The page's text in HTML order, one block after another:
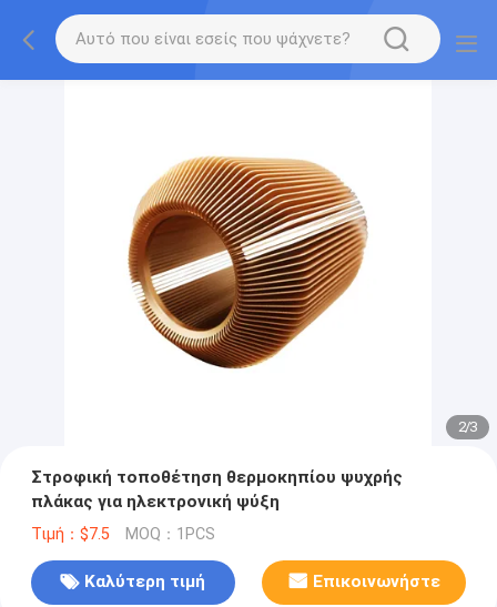
2/3
Στροφική τοποθέτηση θερμοκηπίου ψυχρής
πλάκας για ηλεκτρονική ψύξη
Τιμή：$7.5 MOQ：1PCS
Καλύτερη τιμή Επικοινωνήστε